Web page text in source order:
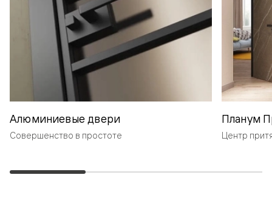
Алюминиевые двери
Совершенство в простоте
Планум
Центр